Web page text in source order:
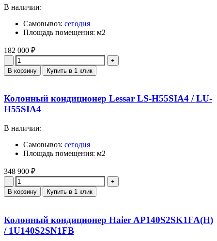
В наличии:
Самовывоз: сегодня
Площадь помещения: м2
182 000 ₽
Количество
В корзину Купить в 1 клик
Колонный кондиционер Lessar LS-H55SIA4 / LU-
H55SIA4
В наличии:
Самовывоз: сегодня
Площадь помещения: м2
348 900 ₽
Количество
В корзину Купить в 1 клик
Колонный кондиционер Haier AP140S2SK1FA(H)
/ 1U140S2SN1FB